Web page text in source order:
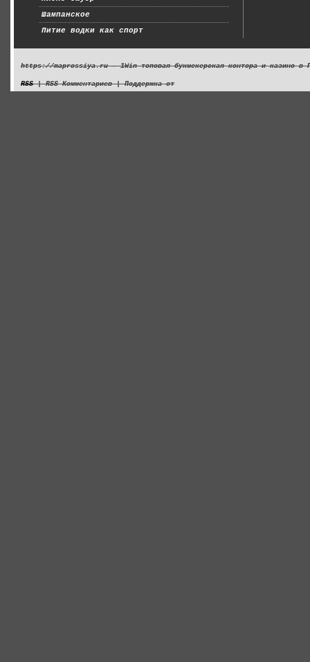
Шампанское
Питие водки как спорт
https://maprossiya.ru - 1Win топовая букмекерская контора и казино в
RSS| RSS Комментариев | Поддержка от